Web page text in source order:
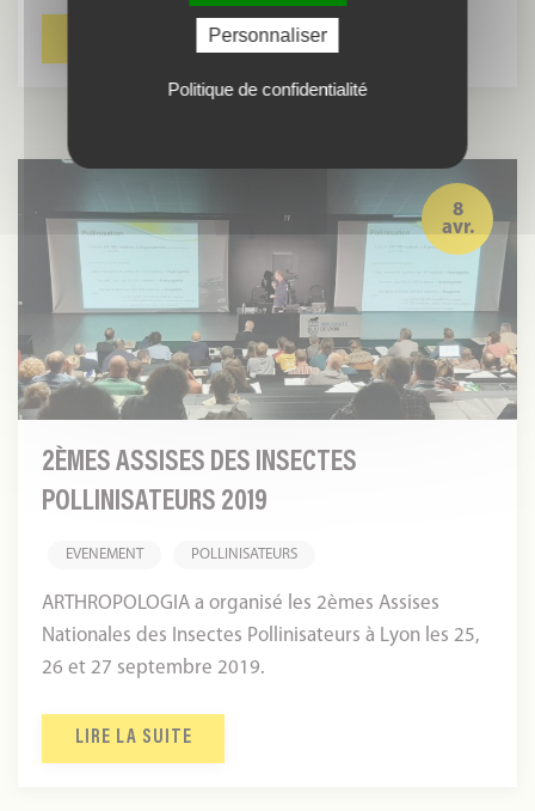
8
avr.
2ÈMES ASSISES DES INSECTES
POLLINISATEURS 2019
EVENEMENT POLLINISATEURS
ARTHROPOLOGIA a organisé les 2èmes Assises
Nationales des Insectes Pollinisateurs à Lyon les 25,
26 et 27 septembre 2019.
LIRE LA SUITE
Assises
des
Insectes
Pollinisateurs
Personnaliser
Politique de confidentialité